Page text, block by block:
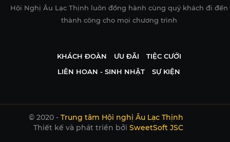
Hội Nghị Âu Lạc Thịnh luôn đồng hành cùng quý khách đi đến
thành công cho mọi chương trình
KHÁCH ĐOÀN ƯU ĐÃI
TIỆC CƯỚI
LIÊN HOAN - SINH NHẬT
SỰ KIỆN
© 2020 - Trung tâm Hội nghị Âu Lạc Thịnh
Thiết kế và phát triển bởi SweetSoft JSC